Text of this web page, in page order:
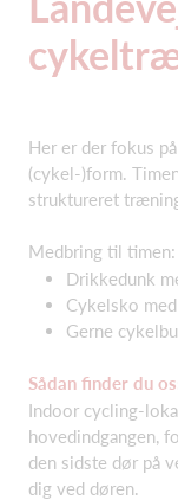
Her er der fokus
(cykel-)form.
struktureret
Medbring til timen:
Drikkedunk
Cykelsko
Gerne
Sådan finder du
Indoor cycling-
hovedindgangen,
den sidste dør på
dig ved døren.